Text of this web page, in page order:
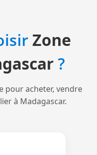
Zone
?
pour acheter, vendre
à Madagascar.